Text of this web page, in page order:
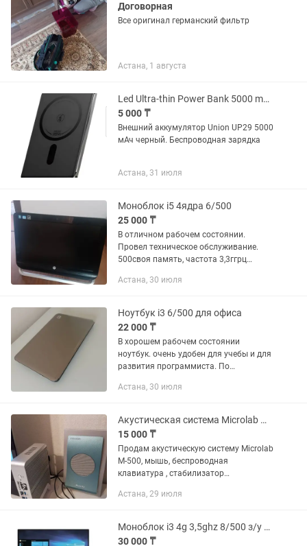
Договорная
Все оригинал германский фильтр
Астана, 1 августа
Led Ultra-thin Power Bank 5000 mAh Wireless charging
5 000 ₸
Внешний аккумулятор Union UP29 5000
мАч черный. Беспроводная зарядка
Астана, 31 июля
Моноблок i5 4ядра 6/500
25 000 ₸
В отличном рабочем состоянии.
Провел техническое обслуживание.
500своя память, частота 3,3ггрц
А также 20дюимов экран.
устройство для...
Астана, 30 июля
Ноутбук i3 6/500 для офиса
22 000 ₸
В хорошем рабочем состоянии
ноутбук. очень удобен для учебы и для
развития программиста. По
ай3 2ядра 4потока 2,4грц частотой.
Астана, 30 июля
Акустическая система Microlab M-500
15 000 ₸
Продам акустическую систему Microlab
M-500, мышь, беспроводная
клавиатура , стабилизатор
Астана, 29 июля
Моноблок i3 4g 3,5ghz 8/500 з/у вместе
30 000 ₸